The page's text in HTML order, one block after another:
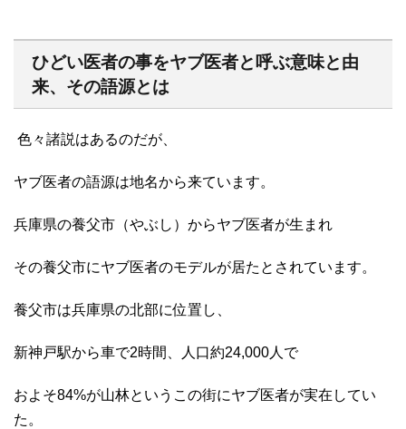
ひどい医者の事をヤブ医者と呼ぶ意味と由
来、その語源とは
色々諸説はあるのだが、
ヤブ医者の語源は地名から来ています。
兵庫県の養父市（やぶし）からヤブ医者が生まれ
その養父市にヤブ医者のモデルが居たとされています。
養父市は兵庫県の北部に位置し、
新神戸駅から車で2時間、人口約24,000人で
およそ84%が山林というこの街にヤブ医者が実在してい
た。